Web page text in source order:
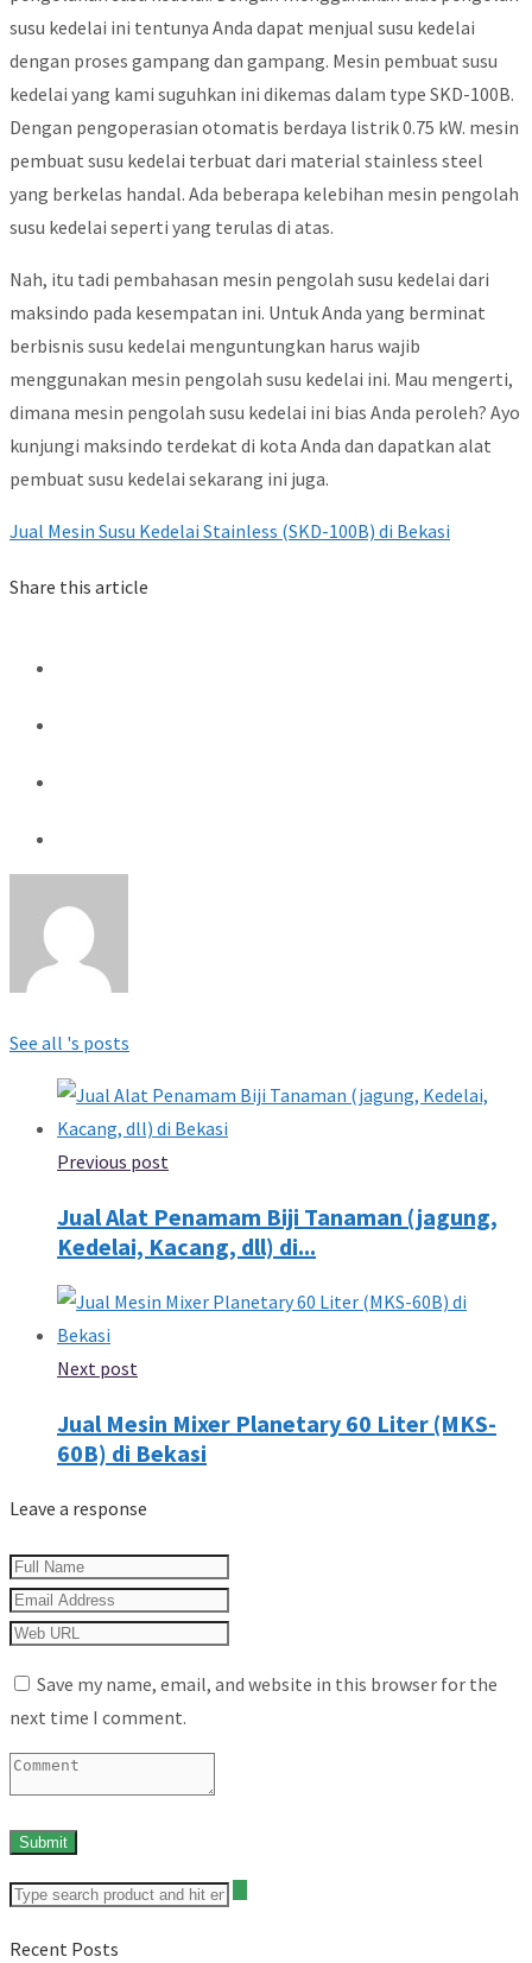
susu kedelai ini tentunya Anda dapat menjual susu kedelai
dengan proses gampang dan gampang. Mesin pembuat susu
kedelai yang kami suguhkan ini dikemas dalam type SKD-100B.
Dengan pengoperasian otomatis berdaya listrik 0.75 kW. mesin
pembuat susu kedelai terbuat dari material stainless steel
yang berkelas handal. Ada beberapa kelebihan mesin pengolah
susu kedelai seperti yang terulas di atas.
Nah, itu tadi pembahasan mesin pengolah susu kedelai dari
maksindo pada kesempatan ini. Untuk Anda yang berminat
berbisnis susu kedelai menguntungkan harus wajib
menggunakan mesin pengolah susu kedelai ini. Mau mengerti,
dimana mesin pengolah susu kedelai ini bias Anda peroleh? Ayo
kunjungi maksindo terdekat di kota Anda dan dapatkan alat
pembuat susu kedelai sekarang ini juga.
Jual Mesin Susu Kedelai Stainless (SKD-100B) di Bekasi
Share this article
See all 's posts
Previous post
Jual Alat Penamam Biji Tanaman (jagung,
Kedelai, Kacang, dll) di...
Next post
Jual Mesin Mixer Planetary 60 Liter (MKS-
60B) di Bekasi
Leave a response
Save my name, email, and website in this browser for the
next time I comment.
Recent Posts